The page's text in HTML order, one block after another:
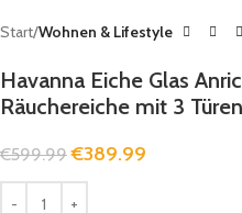
Start Wohnen & Lifestyle
Havanna Eiche Glas
Räuchereiche mit 3
€599.99 €389.99